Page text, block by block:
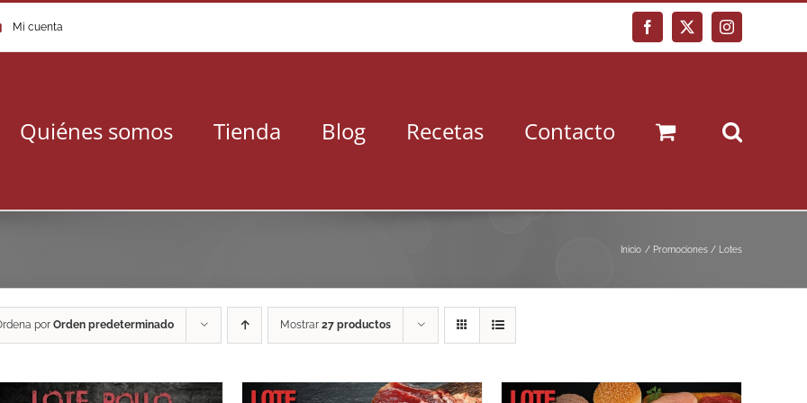
Mi cuenta Facebook
X Instagram
Quiénes somos Tienda Blog Recetas Contacto
Inicio Promociones / Lotes
por Orden predeterminado Mostrar 27 productos